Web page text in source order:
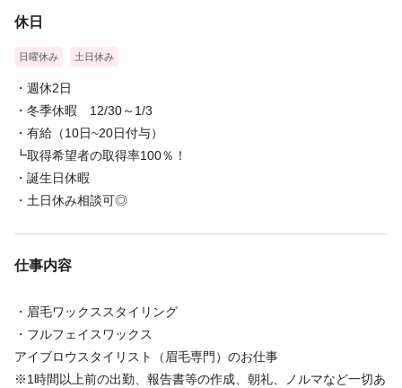
休日
日曜休み 土日休み
・週休2日
・冬季休暇 12/30～1/3
・有給（10日~20日付与）
┗取得希望者の取得率100％！
・誕生日休暇
・土日休み相談可◎
仕事内容
・眉毛ワックススタイリング
・フルフェイスワックス
アイブロウスタイリスト（眉毛専門）のお仕事
※1時間以上前の出勤、報告書等の作成、朝礼、ノルマなど一切あ